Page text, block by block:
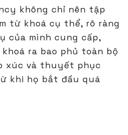
không chỉ nên tập
từ khoá cụ thể, rõ ràng
của mình cung cấp,
ra bao phủ toàn bộ
xúc và thuyết phục
khi họ bắt đầu quá